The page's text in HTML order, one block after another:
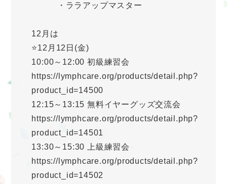
・ララアップマスター
12月は
⭐️12月12日(金)
10:00～12:00 初級練習会
https://lymphcare.org/products/detail.php?
product_id=14500
12:15～13:15 無料イヤーグッズ交流会
https://lymphcare.org/products/detail.php?
product_id=14501
13:30～15:30 上級練習会
https://lymphcare.org/products/detail.php?
product_id=14502